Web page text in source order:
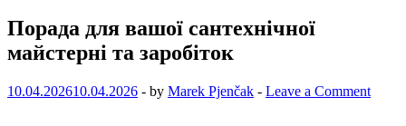
Порада для вашої сантехнічної
майстерні та заробіток
10.04.202610.04.2026 - by Marek Pjenčak - Leave a Comment